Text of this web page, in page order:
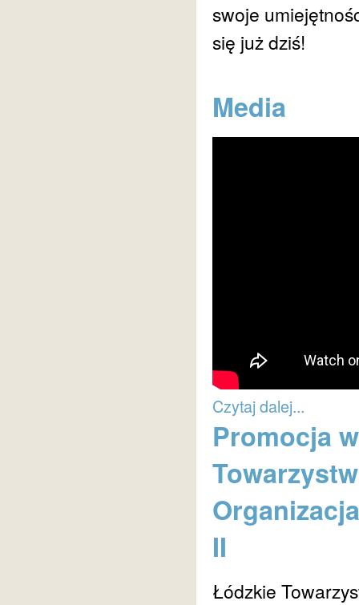
swoje
się już dziś!
Media
Czytaj dalej...
Promocja
II
Łódzkie